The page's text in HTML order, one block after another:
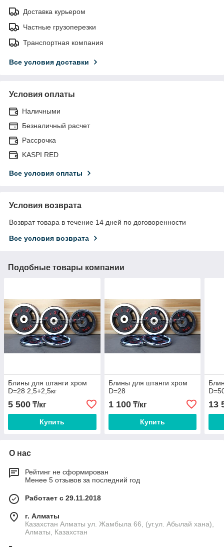
Доставка курьером
Частные грузоперезки
Транспортная компания
Все условия доставки
Условия оплаты
Наличными
Безналичный расчет
Рассрочка
KASPI RED
Все условия оплаты
Условия возврата
Возврат товара в течение 14 дней по договоренности
Все условия возврата
Подобные товары компании
Блины для штанги хром
D=28 2,5+2,5кг
5 500 ₸/кг
Купить
Блины для штанги хром
D=28
1 100₸/кг
Купить
13
О нас
Рейтинг не сформирован
Менее 5 отзывов за последний год
Работает с 29.11.2018
г. Алматы
Казахстан Алматы ул. Жамбыла 66, (уг.ул. Абылай хана),
Алматы, Казахстан